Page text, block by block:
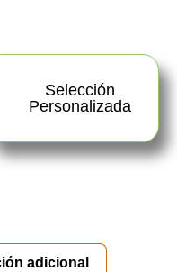
Selección
Personalizada
adicional